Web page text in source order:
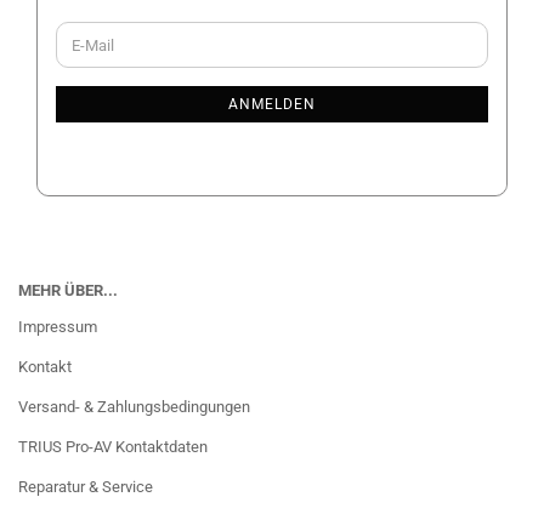
WEITER
ZUR
E-
Mail
ANMELDEN
MEHR ÜBER...
Impressum
Kontakt
Versand- & Zahlungsbedingungen
TRIUS Pro-AV Kontaktdaten
Reparatur & Service